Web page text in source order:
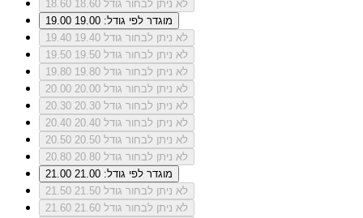
18.60
לא ניתן לבחור גודל 18.60
19.00
מוגדר לפי גודל: 19.00
19.40
לא ניתן לבחור גודל 19.40
19.50
לא ניתן לבחור גודל 19.50
19.80
לא ניתן לבחור גודל 19.80
20.00
לא ניתן לבחור גודל 20.00
20.30
לא ניתן לבחור גודל 20.30
20.40
לא ניתן לבחור גודל 20.40
20.50
לא ניתן לבחור גודל 20.50
20.80
לא ניתן לבחור גודל 20.80
21.00
מוגדר לפי גודל: 21.00
21.50
לא ניתן לבחור גודל 21.50
21.60
לא ניתן לבחור גודל 21.60